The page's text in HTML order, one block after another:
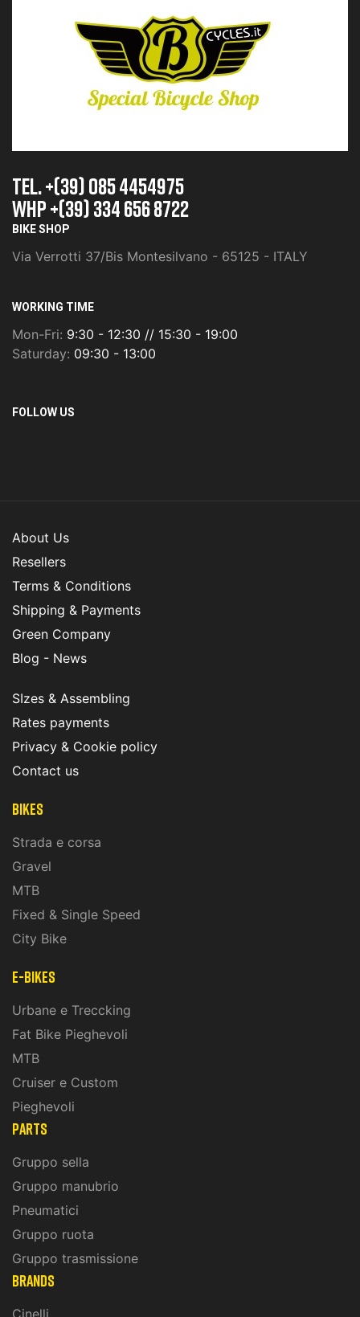
TEL. +(39) 085 4454975
whp +(39) 334 656 8722
BIKE SHOP
Via Verrotti 37/Bis Montesilvano - 65125 - ITALY
WORKING TIME
Mon-Fri: 9:30 - 12:30 // 15:30 - 19:00
Saturday: 09:30 - 13:00
FOLLOW US
About Us
Resellers
Terms & Conditions
Shipping & Payments
Green Company
Blog - News
SIzes & Assembling
Rates payments
Privacy & Cookie policy
Contact us
Bikes
Strada e corsa
Gravel
MTB
Fixed & Single Speed
City Bike
E-Bikes
Urbane e Treccking
Fat Bike Pieghevoli
MTB
Cruiser e Custom
Pieghevoli
PARTS
Gruppo sella
Gruppo manubrio
Pneumatici
Gruppo ruota
Gruppo trasmissione
BRANDS
Cinelli